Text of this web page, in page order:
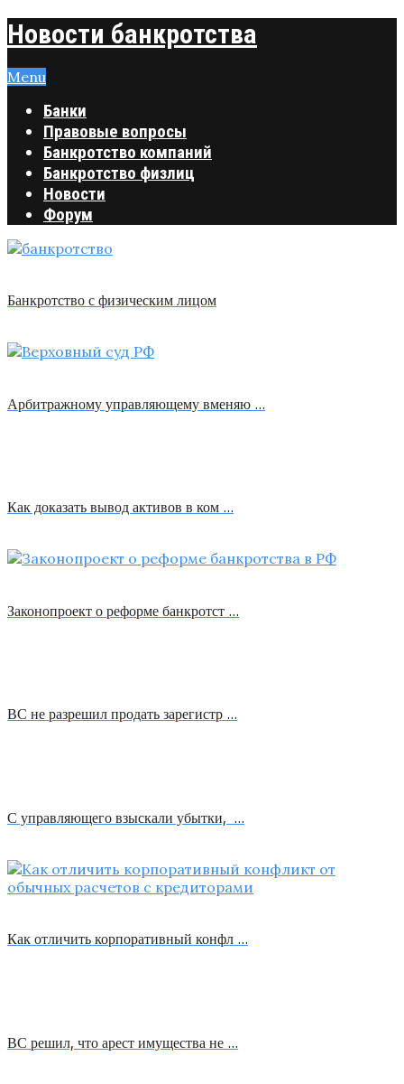
Новости банкротства
Menu
Банки
Правовые вопросы
Банкротство компаний
Банкротство физлиц
Новости
Форум
Банкротство с физическим лицом
Арбитражному управляющему вменяю …
Как доказать вывод активов в ком …
Законопроект о реформе банкротст …
ВС не разрешил продать зарегистр …
С управляющего взыскали убытки, …
Как отличить корпоративный конфл …
ВС решил, что арест имущества не …